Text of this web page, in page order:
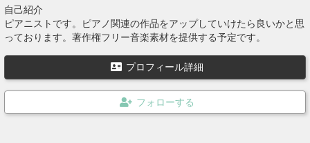
自己紹介
ピアニストです。ピアノ関連の作品をアップしていけたら良いかと思
っております。著作権フリー音楽素材を提供する予定です。
プロフィール詳細